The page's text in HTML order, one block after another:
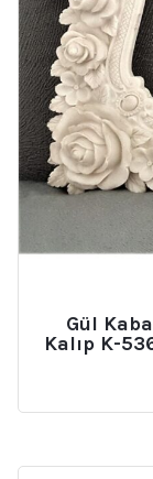
Gül
Kalıp K-